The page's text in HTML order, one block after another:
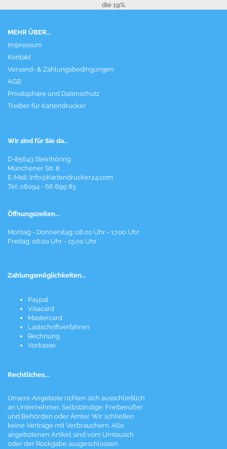
die 19%.
MEHR ÜBER...
Impressum
Kontakt
Versand- & Zahlungsbedingungen
AGB
Privatsphäre und Datenschutz
Treiber für Kartendrucker
Wir sind für Sie da...
D-85643 Steinhöring
Münchener Str. 8
E-Mail: Info@Kartendrucker24.com
Tel: 08094 - 66 899 85
Öffnungszeiten...
Montag - Donnerstag: 08.00 Uhr - 17.00 Uhr
Freitag: 08.00 Uhr - 15.00 Uhr
Zahlungsmöglichkeiten...
Paypal
Visacard
Mastercard
Lastschriftverfahren
Rechnung
Vorkasse
Rechtliches...
Unsere Angebote richten sich ausschließlich
an Unternehmer, Selbständige, Freiberufler
und Behörden oder Ämter. Wir schließen
keine Verträge mit Verbrauchern. Alle
angebotenen Artikel sind vom Umtausch
oder der Rückgabe ausgeschlossen.